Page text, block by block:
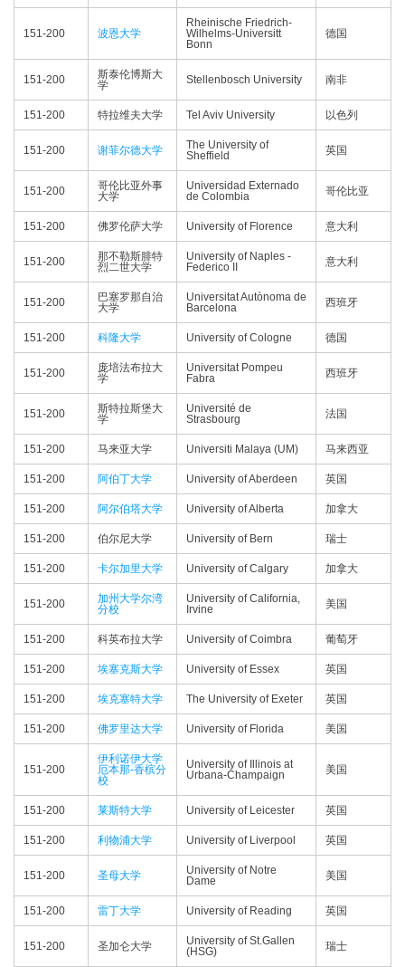
151-200 波恩大学
Rheinische Friedrich-
Wilhelms-Universitt
Bonn
德国
151-200
斯泰伦博斯大
学
Stellenbosch University 南非
151-200 特拉维夫大学 Tel Aviv University 以色列
151-200 谢菲尔德大学
The University of
Sheffield
英国
151-200
哥伦比亚外事
大学
Universidad Externado
de Colombia
哥伦比亚
151-200 佛罗伦萨大学 University of Florence 意大利
151-200
那不勒斯腓特
烈二世大学
University of Naples -
Federico II
意大利
151-200
巴塞罗那自治
大学
Universitat Autònoma de
Barcelona
西班牙
151-200 科隆大学 University of Cologne 德国
151-200
庞培法布拉大
学
Universitat Pompeu
Fabra
西班牙
151-200
斯特拉斯堡大
学
Université de
Strasbourg
法国
151-200 马来亚大学 Universiti Malaya (UM) 马来西亚
151-200 阿伯丁大学 University of Aberdeen 英国
151-200 阿尔伯塔大学 University of Alberta 加拿大
151-200 伯尔尼大学 University of Bern 瑞士
151-200 卡尔加里大学 University of Calgary 加拿大
151-200
加州大学尔湾
分校
University of California,
Irvine
美国
151-200 科英布拉大学 University of Coimbra 葡萄牙
151-200 埃塞克斯大学 University of Essex 英国
151-200 埃克塞特大学 The University of Exeter 英国
151-200 佛罗里达大学 University of Florida 美国
151-200
伊利诺伊大学
厄本那-香槟分
校
University of Illinois at
Urbana-Champaign
美国
151-200 莱斯特大学 University of Leicester 英国
151-200 利物浦大学 University of Liverpool 英国
151-200 圣母大学
University of Notre
Dame
美国
151-200 雷丁大学 University of Reading 英国
151-200 圣加仑大学
University of St.Gallen
(HSG)
瑞士